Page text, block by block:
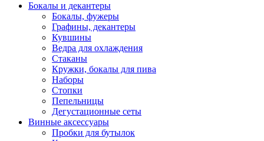
Бокалы и декантеры
Бокалы, фужеры
Графины, декантеры
Кувшины
Ведра для охлаждения
Стаканы
Кружки, бокалы для пива
Наборы
Стопки
Пепельницы
Дегустационные сеты
Винные аксессуары
Пробки для бутылок